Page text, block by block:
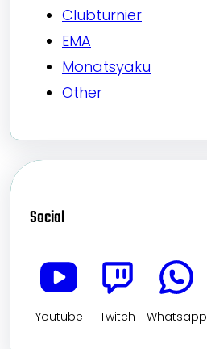
Clubturnier
EMA
Monatsyaku
Other
Social
Youtube Twitch Whatsapp